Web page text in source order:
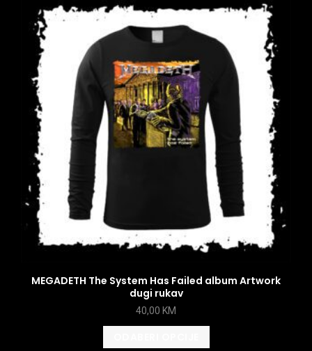
MEGADETH The System Has Failed album Artwork
dugi rukav
40,00 KM